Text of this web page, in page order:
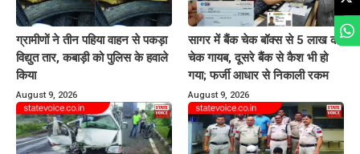
ग्रामीणों ने तीन पहिया वाहन से पकड़ा
विद्युत तार, कबाड़ी को पुलिस के हवाले
किया
August 9, 2026
सागर में बैंक चेक बॉक्स से 5 लाख का
चेक गायब, दूसरे बैंक से कैश भी हो
गया; फर्जी आधार से निकाली रकम
August 9, 2026